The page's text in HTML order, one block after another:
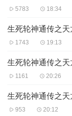
【作者简介】
5783 18:34
生死轮神通传之
1743 19:13
生死轮神通传之
1161 20:26
生死轮神通传之
953 20:12